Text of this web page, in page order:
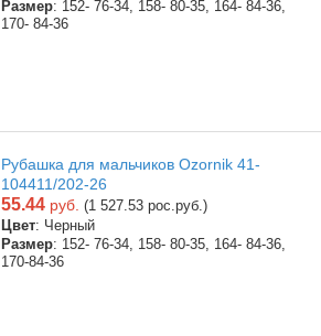
Размер: 152- 76-34, 158- 80-35, 164- 84-36,
170- 84-36
Рубашка для мальчиков Ozornik 41-
104411/202-26
55.44 руб. (1 527.53 рос.руб.)
Цвет: Черный
Размер: 152- 76-34, 158- 80-35, 164- 84-36,
170-84-36